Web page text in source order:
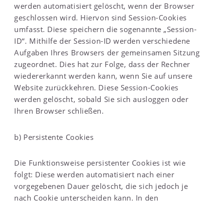
werden automatisiert gelöscht, wenn der Browser
geschlossen wird. Hiervon sind Session-Cookies
umfasst. Diese speichern die sogenannte „Session-
ID“. Mithilfe der Session-ID werden verschiedene
Aufgaben Ihres Browsers der gemeinsamen Sitzung
zugeordnet. Dies hat zur Folge, dass der Rechner
wiedererkannt werden kann, wenn Sie auf unsere
Website zurückkehren. Diese Session-Cookies
werden gelöscht, sobald Sie sich ausloggen oder
Ihren Browser schließen.
b) Persistente Cookies
Die Funktionsweise persistenter Cookies ist wie
folgt: Diese werden automatisiert nach einer
vorgegebenen Dauer gelöscht, die sich jedoch je
nach Cookie unterscheiden kann. In den